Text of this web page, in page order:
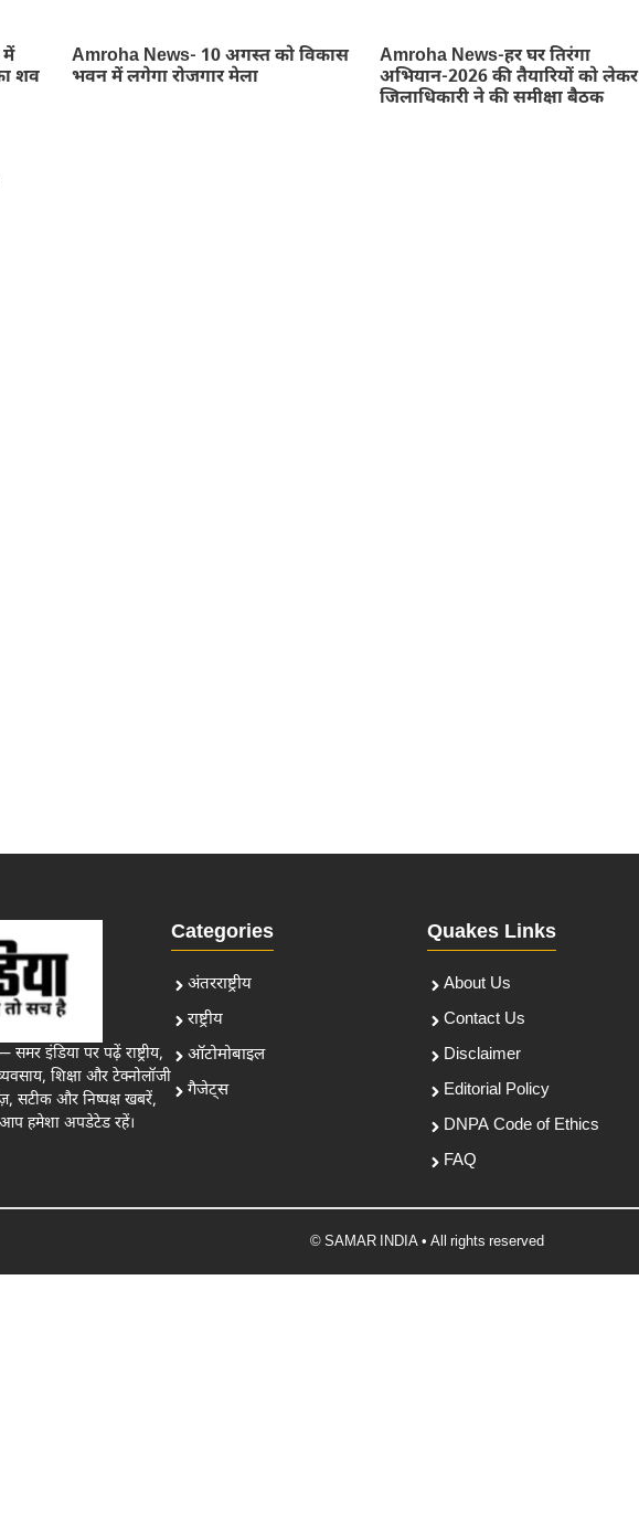
में
शव
Amroha News- 10 अगस्त को विकास
भवन में लगेगा रोजगार मेला
Amroha News-हर घर तिरंगा
अभियान-2026 की तैयारियों को लेकर
जिलाधिकारी ने की समीक्षा बैठक
समर इंडिया पर पढ़ें राष्ट्रीय,
शिक्षा और टेक्नोलॉजी
सटीक और निष्पक्ष खबरें,
हमेशा अपडेटेड रहें।
Categories
अंतरराष्ट्रीय
राष्ट्रीय
ऑटोमोबाइल
गैजेट्स
Quakes Links
About Us
Contact Us
Disclaimer
Editorial Policy
DNPA Code of Ethics
FAQ
© SAMAR INDIA • All rights reserved